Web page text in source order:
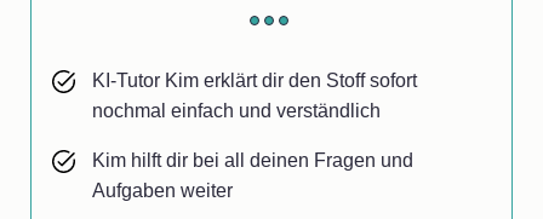
KI-Tutor Kim erklärt dir den Stoff sofort
nochmal einfach und verständlich
Kim hilft dir bei all deinen Fragen und
Aufgaben weiter